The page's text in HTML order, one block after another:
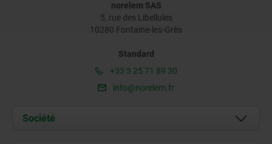
norelem SAS
5, rue des Libellules
10280 Fontaine-les-Grès
Standard
+33 3 25 71 89 30
info@norelem.fr
Société